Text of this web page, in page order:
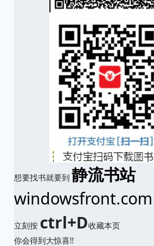
想要找书就要到 静流书站
windowsfront.com
立刻按 ctrl+D收藏本页
你会得到大惊喜!!